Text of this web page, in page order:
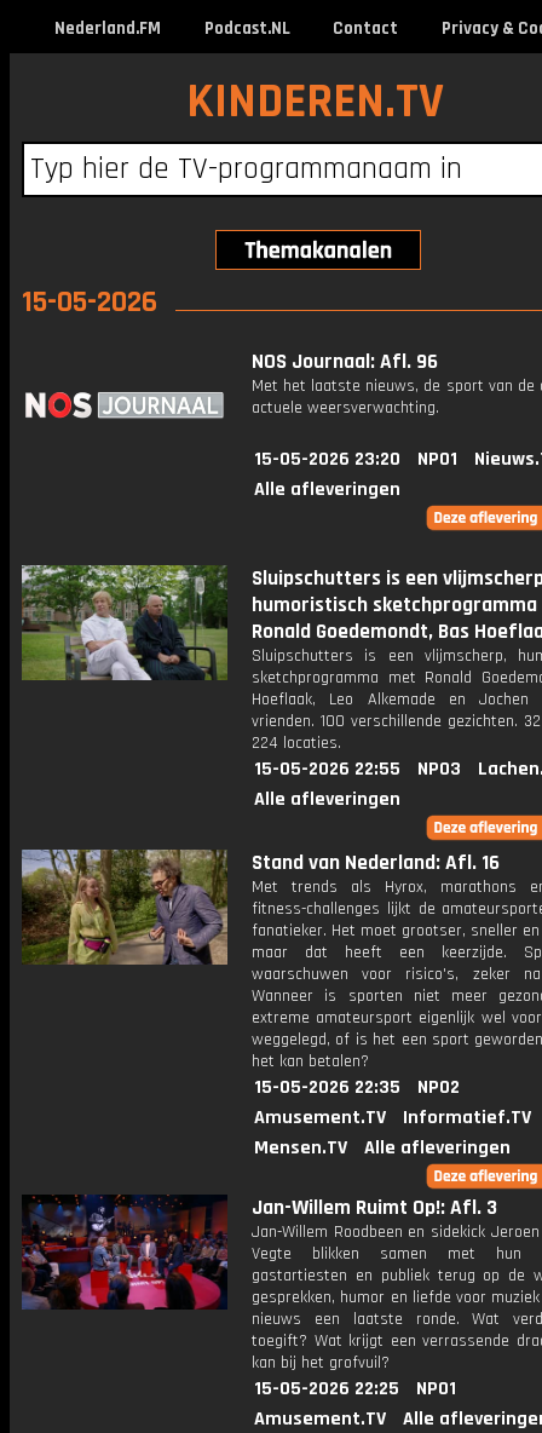
Nederland.FM Podcast.NL Contact Privacy &
KINDEREN.TV
15-05-2026
NOS Journaal: Afl. 96
Met het laatste nieuws, de sport van de
actuele weersverwachting.
15-05-2026 23:20 NPO1
Alle afleveringen
Sluipschutters is een
humoristisch
Ronald Goedemondt, Bas
Sluipschutters is een vlijmscherp,
sketchprogramma met Ronald
Hoeflaak, Leo Alkemade en
vrienden. 100 verschillende gezichten.
224 locaties.
15-05-2026 22:55 NPO3
Alle afleveringen
Stand van Nederland: Afl. 16
Met trends als Hyrox, marathons
fitness-challenges lijkt de
fanatieker. Het moet grootser, sneller
maar dat heeft een keerzijde.
waarschuwen voor risico's, zeker
Wanneer is sporten niet meer
extreme amateursport eigenlijk wel
weggelegd, of is het een sport
het kan betalen?
15-05-2026 22:35
NPO2
Amusement.TV
Informatief.TV
Mensen.TV
Alle afleveringen
Jan-Willem Ruimt Op!: Afl. 3
Jan-Willem Roodbeen en sidekick
Vegte blikken samen met hun
gastartiesten en publiek terug op de
gesprekken, humor en liefde voor
nieuws een laatste ronde. Wat
toegift? Wat krijgt een verrassende
kan bij het grofvuil?
15-05-2026 22:25
NPO1
Amusement.TV
Alle